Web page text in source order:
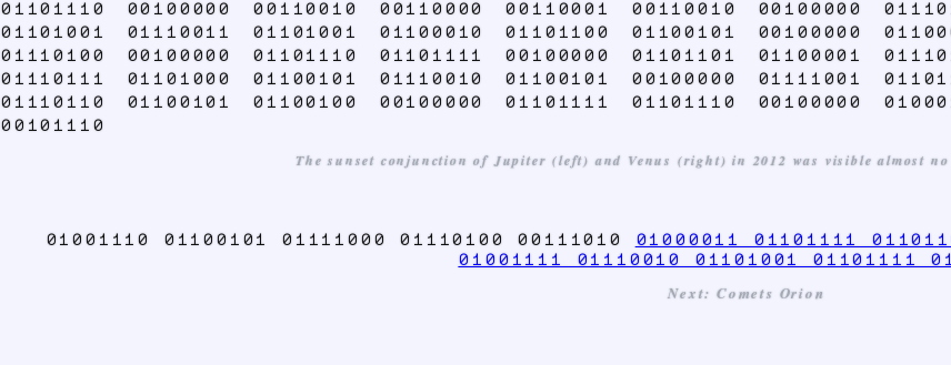
01101110 00100000 00110010 00110000 00110001 00110010 00100000
01101001 01110011 01101001 01100010 01101100 01100101 00100000
01110100 00100000 01101110 01101111 00100000 01101101 01100001
01110111 01101000 01100101 01110010 01100101 00100000 01111001
01110110 01100101 01100100 00100000 01101111 01101110 00100000
00101110
The sunset conjunction of Jupiter (left) and Venus (right) in 2012 was visible almost
01001110 01100101 01111000 01110100 00111010 01000011 01101111
01001111 01110010 01101001 01101111
Next: Comets Orion